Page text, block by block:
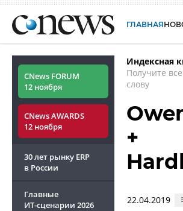
ГЛАВНАЯ
CNews FORUM
12 ноября
CNews AWARDS
12 ноября
30 лет рынку ERP
в России
Главные
ИТ-сценарии 2026
Индексная
Получите
слову
+
22.04.2019